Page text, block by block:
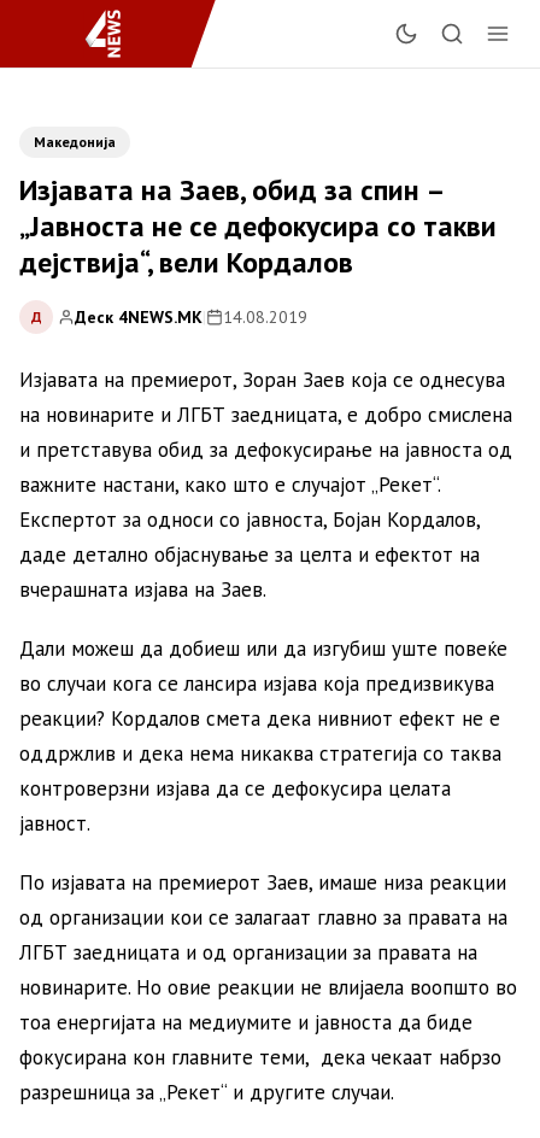
Македонија
Изјавата на Заев, обид за спин –
„Јавноста не се дефокусира со такви
дејствија“, вели Кордалов
Д Деск 4NEWS.MK| 14.08.2019
Изјавата на премиерот, Зоран Заев која се однесува
на новинарите и ЛГБТ заедницата, е добро смислена
и претставува обид за дефокусирање на јавноста од
важните настани, како што е случајот „Рекет“.
Експертот за односи со јавноста, Бојан Кордалов,
даде детално објаснување за целта и ефектот на
вчерашната изјава на Заев.
Дали можеш да добиеш или да изгубиш уште повеќе
во случаи кога се лансира изјава која предизвикува
реакции? Кордалов смета дека нивниот ефект не е
оддржлив и дека нема никаква стратегија со таква
контроверзни изјава да се дефокусира целата
јавност.
По изјавата на премиерот Заев, имаше низа реакции
од организации кои се залагаат главно за правата на
ЛГБТ заедницата и од организации за правата на
новинарите. Но овие реакции не влијаела воопшто во
тоа енергијата на медиумите и јавноста да биде
фокусирана кон главните теми, дека чекаат набрзо
разрешница за „Рекет“ и другите случаи.